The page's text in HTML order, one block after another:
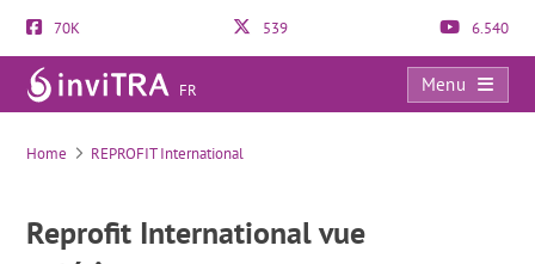
70K 539 6.540
FR
Menu
Reprofit International vue extérieure
Home REPROFIT International
Reprofit International vue